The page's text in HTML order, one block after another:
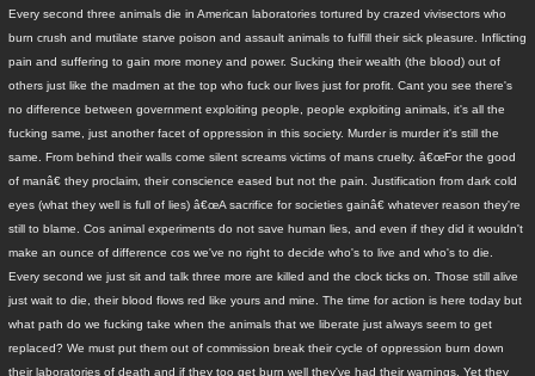
Every second three animals die in American laboratories tortured by crazed vivisectors who
burn crush and mutilate starve poison and assault animals to fulfill their sick pleasure. Inflicting
pain and suffering to gain more money and power. Sucking their wealth (the blood) out of
others just like the madmen at the top who fuck our lives just for profit. Cant you see there's
no difference between government exploiting people, people exploiting animals, it's all the
fucking same, just another facet of oppression in this society. Murder is murder it's still the
same. From behind their walls come silent screams victims of mans cruelty. â€œFor the good
of manâ€ they proclaim, their conscience eased but not the pain. Justification from dark cold
eyes (what they well is full of lies) â€œA sacrifice for societies gainâ€ whatever reason they're
still to blame. Cos animal experiments do not save human lies, and even if they did it wouldn't
make an ounce of difference cos we've no right to decide who's to live and who's to die.
Every second we just sit and talk three more are killed and the clock ticks on. Those still alive
just wait to die, their blood flows red like yours and mine. The time for action is here today but
what path do we fucking take when the animals that we liberate just always seem to get
replaced? We must put them out of commission break their cycle of oppression burn down
their laboratories of death and if they too get burn well they've had their warnings. Yet they